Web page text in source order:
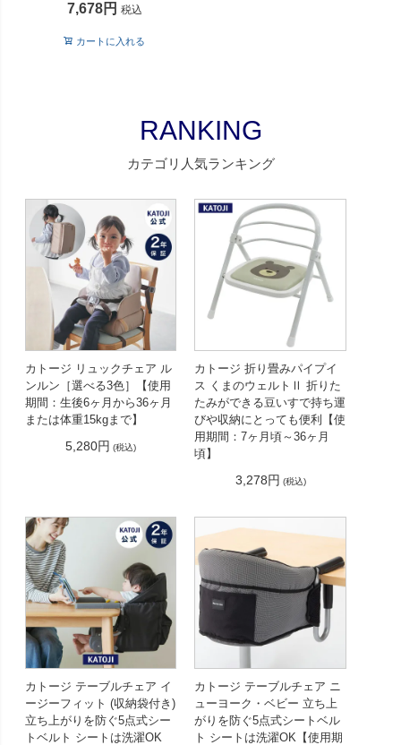
7,678 税込
カートに入れる
RANKING
カテゴリ人気ランキング
カトージ リュックチェア ル
ンルン［選べる3色］【使用
期間：生後6ヶ月から36ヶ月
または体重15kgまで】
5,280円 (税込)
カトージ 折り畳みパイプイ
ス くまのウェルトⅡ 折りた
たみができる豆いすで持ち運
びや収納にとっても便利【使
用期間：7ヶ月頃～36ヶ月
頃】
3,278円 (税込)
カトージ テーブルチェア イ
ージーフィット (収納袋付き)
立ち上がりを防ぐ5点式シー
トベルト シートは洗濯OK
カトージ テーブルチェア ニ
ューヨーク・ベビー 立ち上
がりを防ぐ5点式シートベル
ト シートは洗濯OK【使用期